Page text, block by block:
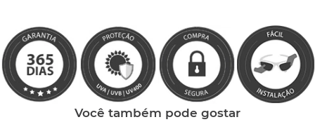
Você também pode gostar